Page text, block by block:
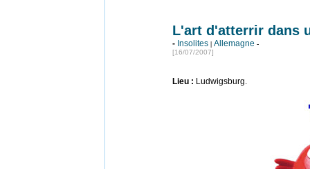
L'art d'atterrir dans
- Insolites | Allemagne -
[16/07/2007]
Lieu : Ludwigsburg.